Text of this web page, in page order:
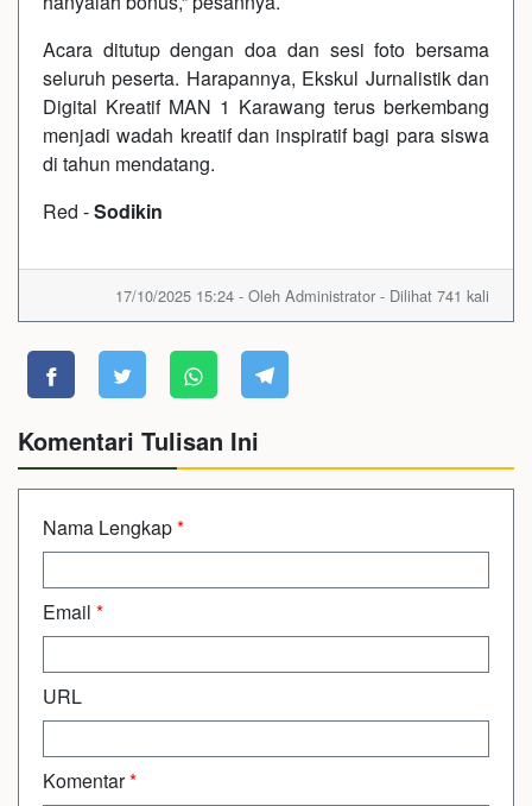
Acara ditutup dengan doa dan sesi foto bersama
seluruh peserta. Harapannya, Ekskul Jurnalistik dan
Digital Kreatif MAN 1 Karawang terus berkembang
menjadi wadah kreatif dan inspiratif bagi para siswa
di tahun mendatang.
Red -Sodikin
17/10/2025 15:24 - Oleh Administrator - Dilihat 741 kali
Komentari Tulisan Ini
Nama Lengkap*
Email *
URL
Komentar*